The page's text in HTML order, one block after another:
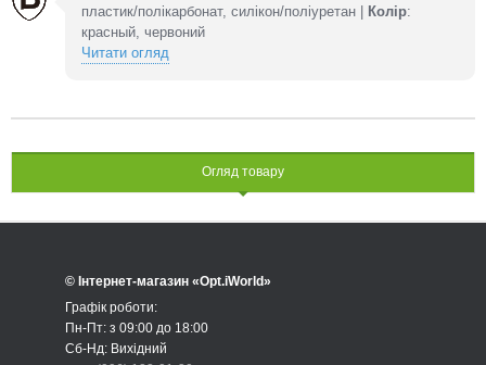
пластик/полікарбонат, силікон/поліуретан |
Колір:
красный, червоний
Читати огляд
Огляд товару
© Інтернет-магазин «Opt.iWorld»
Графік роботи:
Пн-Пт: з 09:00 до 18:00
Сб-Нд: Вихідний